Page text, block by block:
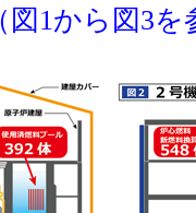
図1から図3